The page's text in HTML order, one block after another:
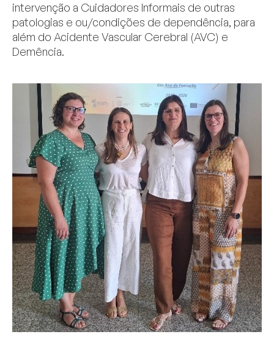
intervenção a Cuidadores Informais de outras
patologias e ou/condições de dependência, para
além do Acidente Vascular Cerebral (AVC) e
Demência.